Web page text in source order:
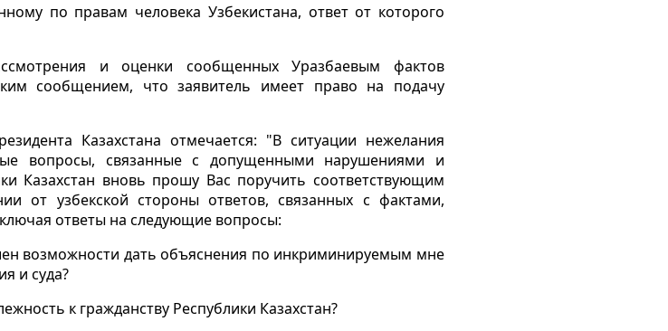
по правам человека Узбекистана, ответ от которого
и оценки сообщенных Уразбаевым фактов
сообщением, что заявитель имеет право на подачу
Казахстана отмечается: "В ситуации нежелания
вопросы, связанные с допущенными нарушениями и
Казахстан вновь прошу Вас поручить соответствующим
от узбекской стороны ответов, связанных с фактами,
ответы на следующие вопросы:
возможности дать объяснения по инкриминируемым мне
и суда?
к гражданству Республики Казахстан?